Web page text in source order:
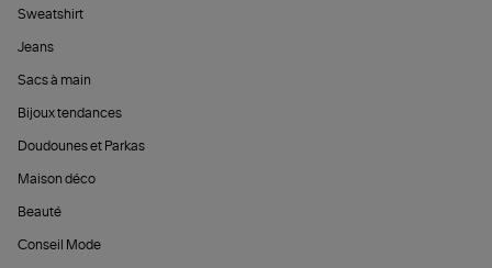
Sweatshirt
Jeans
Sacs à main
Bijoux tendances
Doudounes et Parkas
Maison déco
Beauté
Conseil Mode